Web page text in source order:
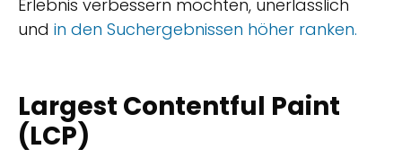
Erlebnis verbessern möchten, unerlässlich
und in den Suchergebnissen höher ranken.
Largest Contentful Paint
(LCP)